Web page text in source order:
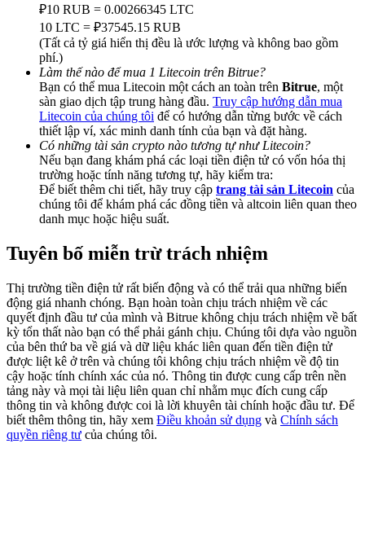
BTC Welcome Rewards
Deposit & Trade BTC to Share 25000 USDT prize pool!
Deposit CASHCAT & Win
Share 500000 CASHCAT prize pool
Exclusive for BitMart Users
Precious Metals Trading Carnival
Trade Gold & Silver · 33,333 USDT Bonus
USDT New User Exclusive 10% APR
USDT Flexible Staking | Daily Rewards
₽10 RUB = 0.00266345 LTC
10 LTC = ₽37545.15 RUB
(Tất cả tỷ giá hiển thị đều là ước lượng và không bao gồm
phí.)
Làm thế nào để mua 1 Litecoin trên Bitrue?
Bạn có thể mua Litecoin một cách an toàn trên Bitrue, một
sàn giao dịch tập trung hàng đầu. Truy cập hướng dẫn mua
Litecoin của chúng tôi để có hướng dẫn từng bước về cách
thiết lập ví, xác minh danh tính của bạn và đặt hàng.
Có những tài sản crypto nào tương tự như Litecoin?
Nếu bạn đang khám phá các loại tiền điện tử có vốn hóa thị
trường hoặc tính năng tương tự, hãy kiểm tra:
Để biết thêm chi tiết, hãy truy cập trang tài sản Litecoin của
chúng tôi để khám phá các đồng tiền và altcoin liên quan theo
danh mục hoặc hiệu suất.
Tuyên bố miễn trừ trách nhiệm
Thị trường tiền điện tử rất biến động và có thể trải qua những biến
động giá nhanh chóng. Bạn hoàn toàn chịu trách nhiệm về các
quyết định đầu tư của mình và Bitrue không chịu trách nhiệm về bất
kỳ tổn thất nào bạn có thể phải gánh chịu. Chúng tôi dựa vào nguồn
của bên thứ ba về giá và dữ liệu khác liên quan đến tiền điện tử
được liệt kê ở trên và chúng tôi không chịu trách nhiệm về độ tin
cậy hoặc tính chính xác của nó. Thông tin được cung cấp trên nền
tảng này và mọi tài liệu liên quan chỉ nhằm mục đích cung cấp
thông tin và không được coi là lời khuyên tài chính hoặc đầu tư. Để
biết thêm thông tin, hãy xem Điều khoản sử dụng và Chính sách
quyền riêng tư của chúng tôi.